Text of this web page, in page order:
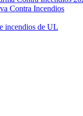
Contra Incendios
incendios de UL